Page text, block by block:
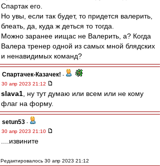
Спартак его.
Но увы, если так будет, то придется валерить,
блеать, да, куда ж деться то тогда.
Можно заранее иищас не Валерить, а? Когда
Валера тренер одной из самых мной блядских
и ненавидимых команд?
Спартачек-Казачек! -
30 апр 2023 21:12
slava1 , ну тут думаю или всем или не кому
флаг на форму.
setun53 -
30 апр 2023 21:10
....извините
Редактировалось 30 апр 2023 21:12